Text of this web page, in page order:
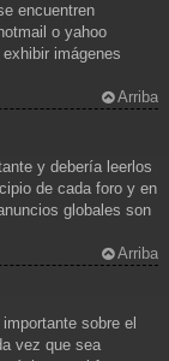
encuentren
o yahoo
imágenes
Arriba
y debería leerlos
de cada foro y en
globales son
Arriba
sobre el
vez que sea